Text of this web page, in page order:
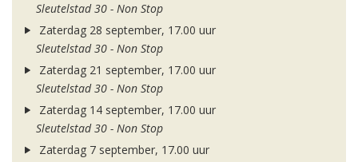
Sleutelstad 30 - Non Stop
Zaterdag 28 september, 17.00 uur
Sleutelstad 30 - Non Stop
Zaterdag 21 september, 17.00 uur
Sleutelstad 30 - Non Stop
Zaterdag 14 september, 17.00 uur
Sleutelstad 30 - Non Stop
Zaterdag 7 september, 17.00 uur